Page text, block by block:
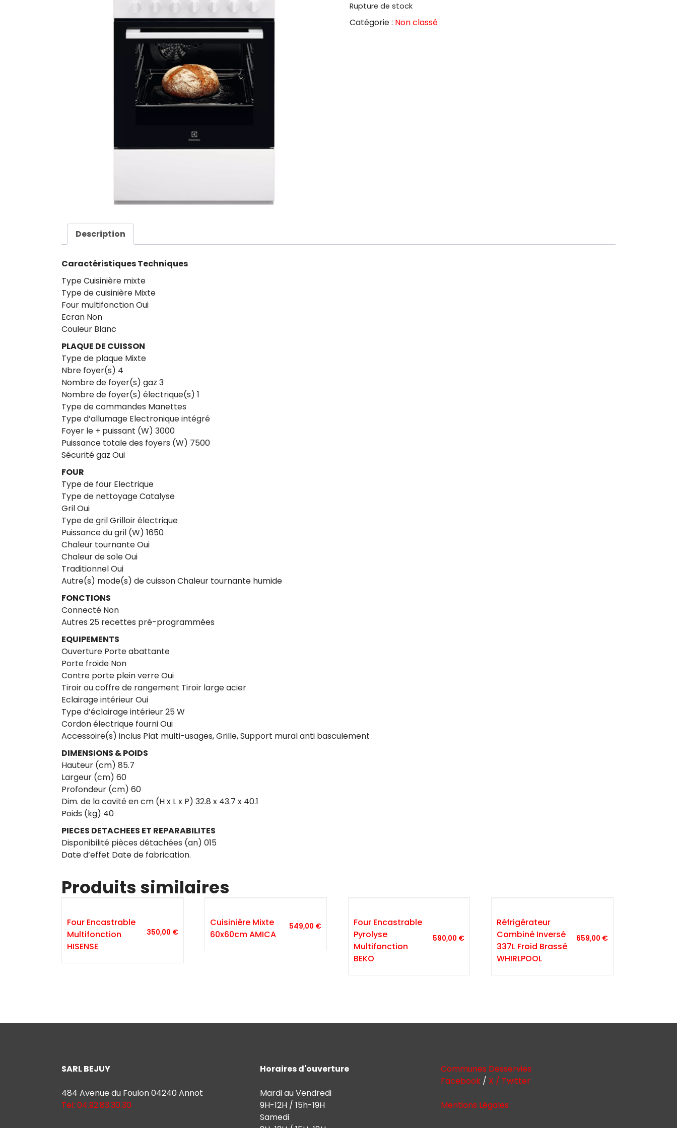
Rupture de stock
Catégorie : Non classé
Description
Caractéristiques Techniques
Type Cuisinière mixte
Type de cuisinière Mixte
Four multifonction Oui
Ecran Non
Couleur Blanc
PLAQUE DE CUISSON
Type de plaque Mixte
Nbre foyer(s) 4
Nombre de foyer(s) gaz 3
Nombre de foyer(s) électrique(s) 1
Type de commandes Manettes
Type d’allumage Electronique intégré
Foyer le + puissant (W) 3000
Puissance totale des foyers (W) 7500
Sécurité gaz Oui
FOUR
Type de four Electrique
Type de nettoyage Catalyse
Gril Oui
Type de gril Grilloir électrique
Puissance du gril (W) 1650
Chaleur tournante Oui
Chaleur de sole Oui
Traditionnel Oui
Autre(s) mode(s) de cuisson Chaleur tournante humide
FONCTIONS
Connecté Non
Autres 25 recettes pré-programmées
EQUIPEMENTS
Ouverture Porte abattante
Porte froide Non
Contre porte plein verre Oui
Tiroir ou coffre de rangement Tiroir large acier
Eclairage intérieur Oui
Type d’éclairage intérieur 25 W
Cordon électrique fourni Oui
Accessoire(s) inclus Plat multi-usages, Grille, Support mural anti basculement
DIMENSIONS & POIDS
Hauteur (cm) 85.7
Largeur (cm) 60
Profondeur (cm) 60
Dim. de la cavité en cm (H x L x P) 32.8 x 43.7 x 40.1
Poids (kg) 40
PIECES DETACHEES ET REPARABILITES
Disponibilité pièces détachées (an) 015
Date d’effet Date de fabrication.
Produits similaires
Four Encastrable
Multifonction
HISENSE
350,00 €
Cuisinière Mixte
60x60cm AMICA
549,00 €
Four Encastrable
Pyrolyse
Multifonction
BEKO
590,00 €
Réfrigérateur
Combiné Inversé
337L Froid Brassé
WHIRLPOOL
659,00 €
SARL BEJUY
484 Avenue du Foulon 04240 Annot
Tel: 04.92.83.30.30
Horaires d'ouverture
Mardi au Vendredi
9H-12H / 15h-19H
Samedi
Communes Desservies
Facebook / X / Twitter
Mentions Légales